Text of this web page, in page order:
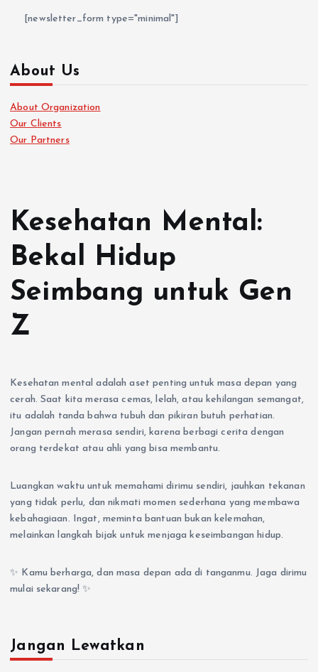
[newsletter_form type="minimal"]
About Us
About Organization
Our Clients
Our Partners
Kesehatan Mental:
Bekal Hidup
Seimbang untuk Gen
Z
Kesehatan mental adalah aset penting untuk masa depan yang
cerah. Saat kita merasa cemas, lelah, atau kehilangan semangat,
itu adalah tanda bahwa tubuh dan pikiran butuh perhatian.
Jangan pernah merasa sendiri, karena berbagi cerita dengan
orang terdekat atau ahli yang bisa membantu.
Luangkan waktu untuk memahami dirimu sendiri, jauhkan tekanan
yang tidak perlu, dan nikmati momen sederhana yang membawa
kebahagiaan. Ingat, meminta bantuan bukan kelemahan,
melainkan langkah bijak untuk menjaga keseimbangan hidup.
✨ Kamu berharga, dan masa depan ada di tanganmu. Jaga dirimu
mulai sekarang! ✨
Jangan Lewatkan